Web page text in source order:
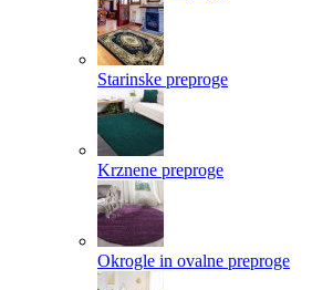
Starinske preproge
Krznene preproge
Okrogle in ovalne preproge